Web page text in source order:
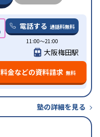
電話する 通話料無料
11:00～21:00
大阪梅田駅
料金などの資料請求 無料
塾の詳細を見る